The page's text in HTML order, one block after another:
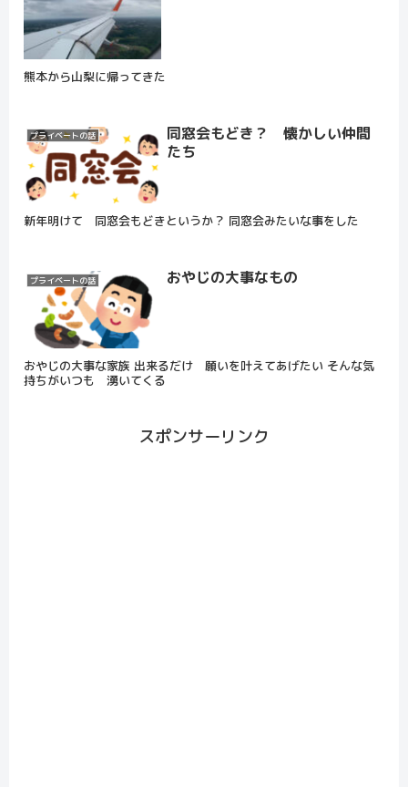
熊本から山梨に帰ってきた
プライベートの話
同窓会もどき？ 懐かしい仲間
たち
新年明けて 同窓会もどきというか？ 同窓会みたいな事をした
プライベートの話 おやじの大事なもの
おやじの大事な家族 出来るだけ 願いを叶えてあげたい そんな気
持ちがいつも 湧いてくる
スポンサーリンク